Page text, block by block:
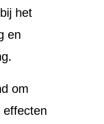
het
en
om
effecten